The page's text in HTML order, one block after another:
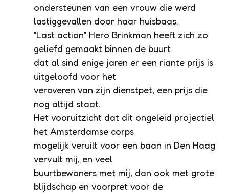
ondersteunen van een vrouw die werd
lastiggevallen door haar huisbaas.
“Last action” Hero Brinkman heeft zich zo
geliefd gemaakt binnen de buurt
dat al sind enige jaren er een riante prijs is
uitgeloofd voor het
veroveren van zijn dienstpet, een prijs die
nog altijd staat.
Het vooruitzicht dat dit ongeleid projectiel
het Amsterdamse corps
mogelijk veruilt voor een baan in Den Haag
vervult mij, en veel
buurtbewoners met mij, dan ook met grote
blijdschap en voorpret voor de